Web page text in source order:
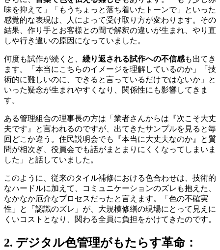
味を抑えて」「もうちょっと落ち着いたトーンで」といった
感覚的な表現は、人によって受け取り方が変わります。その
結果、作り手とお客様との間で解釈の違いが生まれ、やり直
しや行き違いの原因になっていました。
何度も試作が続くと、 繰り返される試作への不信感も出てき
ます。「本当にこちらのイメージを理解しているのか」「技
術的に難しいのに、できると言っているだけではないか」と
いった疑念が生まれやすくなり、関係性にも影響してきま
す。
ある管理組合の理事長の方は「業者さんからは『次こそ大丈
夫です』と言われるのですが、出てきたサンプルを見ると毎
回どこか違う。住民説明会でも『本当に大丈夫なのか』と質
問が相次ぎ、役員会でも話がまとまりにくくなってしまいま
した」と話していました。
このように、従来のタイル補修における色合わせは、技術的
なハードルに加えて、コミュニケーションのズレも抱えた、
なかなか厄介なプロセスだったと言えます。「色の不確実
性」と「認識のズレ」が、大規模修繕の現場にとって見えに
くいコストとなり、関わる全員に負担をかけてきたのです。
2. デジタル色管理がもたらす革命：